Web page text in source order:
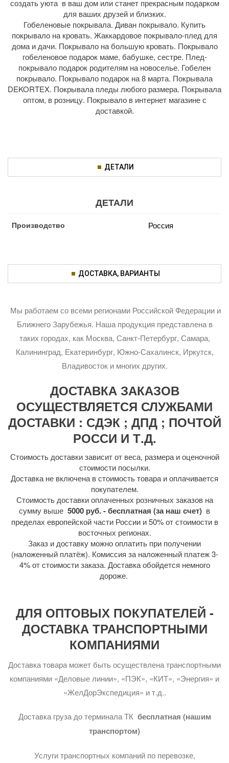
создать уюта в ваш дом или станет прекрасным подарком
для ваших друзей и близких.
Гобеленовые покрывала. Диван покрывало. Купить
покрывало на кровать. Жаккардовое покрывало-плед для
дома и дачи. Покрывало на большую кровать. Покрывало
гобеленовое подарок маме, бабушке, сестре. Плед-
покрывало подарок родителям на новоселье. Гобелен
покрывало. Покрывало подарок на 8 марта. Покрывала
DEKORTEX. Покрывала пледы любого размера. Покрывала
оптом, в розницу. Покрывало в интернет магазине с
доставкой.
ДЕТАЛИ
ДЕТАЛИ
Производство Россия
ДОСТАВКА, ВАРИАНТЫ
Мы работаем со всеми регионами Российской Федерации и
Ближнего Зарубежья. Наша продукция представлена в
таких городах, как Москва, Санкт-Петербург, Самара,
Калининград, Екатеринбург, Южно-Сахалинск, Иркутск,
Владивосток и многих других.
ДОСТАВКА ЗАКАЗОВ
ОСУЩЕСТВЛЯЕТСЯ СЛУЖБАМИ
ДОСТАВКИ : СДЭК ; ДПД ; ПОЧТОЙ
РОССИ И Т.Д.
Стоимость доставки зависит от веса, размера и оценочной
стоимости посылки.
Доставка не включена в стоимость товара и оплачивается
покупателем.
Стоимость доставки оплаченных розничных заказов на
сумму выше 5000 руб. - бесплатная (за наш счет) в
пределах европейской части России и 50% от стоимости в
восточных регионах.
Заказ и доставку можно оплатить при получении
(наложенный платёж). Комиссия за наложенный платеж 3-
4% от стоимости заказа. Доставка обойдется немного
дороже.
ДЛЯ ОПТОВЫХ ПОКУПАТЕЛЕЙ -
ДОСТАВКА ТРАНСПОРТНЫМИ
КОМПАНИЯМИ
Доставка товара может быть осуществлена транспортными
компаниями «Деловые линии», «ПЭК», «КИТ», «Энергия» и
«ЖелДорЭкспедиция» и т.д..
Доставка груза до терминала ТК бесплатная (нашим
транспортом)
Услуги транспортных компаний по перевозке,